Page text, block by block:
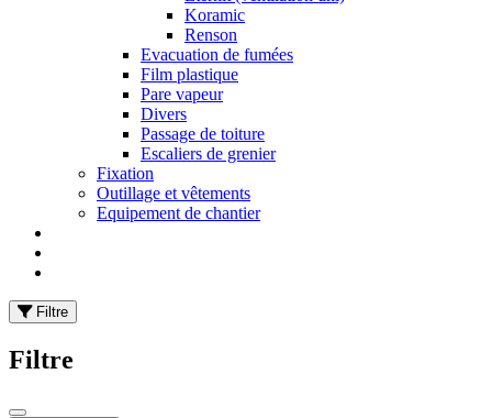
Koramic
Renson
Evacuation de fumées
Film plastique
Pare vapeur
Divers
Passage de toiture
Escaliers de grenier
Fixation
Outillage et vêtements
Equipement de chantier
Filtre
Filtre